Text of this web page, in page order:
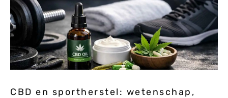
CBD en sportherstel: wetenschap,